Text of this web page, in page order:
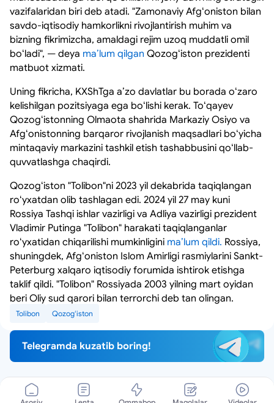
vazifalaridan biri deb atadi. "Zamonaviy Afgʻoniston bilan
savdo-iqtisodiy hamkorlikni rivojlantirish muhim va
bizning fikrimizcha, amaldagi rejim uzoq muddatli omil
boʻladi", — deya maʼlum qilgan Qozogʻiston prezidenti
matbuot xizmati.
Uning fikricha, KXShTga aʼzo davlatlar bu borada oʻzaro
kelishilgan pozitsiyaga ega boʻlishi kerak. Toʻqayev
Qozogʻistonning Olmaota shahrida Markaziy Osiyo va
Afgʻonistonning barqaror rivojlanish maqsadlari boʻyicha
mintaqaviy markazini tashkil etish tashabbusini qoʻllab-
quvvatlashga chaqirdi.
Qozogʻiston "Tolibon"ni 2023 yil dekabrida taqiqlangan
roʻyxatdan olib tashlagan edi. 2024 yil 27 may kuni
Rossiya Tashqi ishlar vazirligi va Adliya vazirligi prezident
Vladimir Putinga "Tolibon" harakati taqiqlanganlar
roʻyxatidan chiqarilishi mumkinligini maʼlum qildi. Rossiya,
shuningdek, Afgʻoniston Islom Amirligi rasmiylarini Sankt-
Peterburg xalqaro iqtisodiy forumida ishtirok etishga
taklif qildi. "Tolibon" Rossiyada 2003 yilning mart oyidan
beri Oliy sud qarori bilan terrorchi deb tan olingan.
Tolibon Qozogʻiston
Telegramda kuzatib boring!